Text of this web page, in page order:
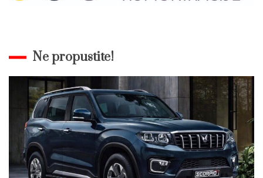
Ne propustite!